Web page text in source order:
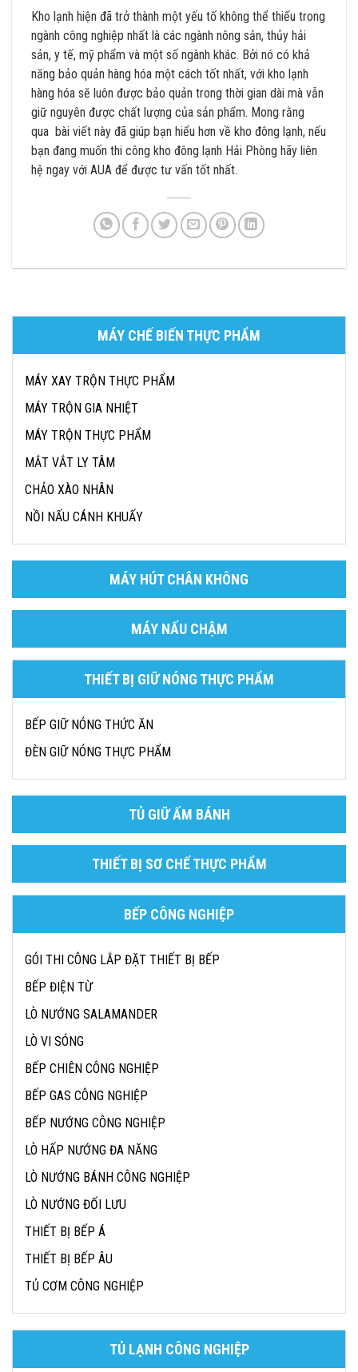
MÁY CHẾ BIẾN THỰC PHẨM
MÁY XAY TRỘN THỰC PHẨM
MÁY TRỘN GIA NHIỆT
MÁY TRỘN THỰC PHẨM
MẮT VẮT LY TÂM
CHẢO XÀO NHÂN
NỒI NẤU CÁNH KHUẤY
MÁY HÚT CHÂN KHÔNG
MÁY NẤU CHẬM
THIẾT BỊ GIỮ NÓNG THỰC PHẨM
BẾP GIỮ NÓNG THỨC ĂN
ĐÈN GIỮ NÓNG THỰC PHẨM
TỦ GIỮ ẤM BÁNH
THIẾT BỊ SƠ CHẾ THỰC PHẨM
BẾP CÔNG NGHIỆP
GÓI THI CÔNG LẮP ĐẶT THIẾT BỊ BẾP
BẾP ĐIỆN TỪ
LÒ NƯỚNG SALAMANDER
LÒ VI SÓNG
BẾP CHIÊN CÔNG NGHIỆP
BẾP GAS CÔNG NGHIỆP
BẾP NƯỚNG CÔNG NGHIỆP
LÒ HẤP NƯỚNG ĐA NĂNG
LÒ NƯỚNG BÁNH CÔNG NGHIỆP
LÒ NƯỚNG ĐỐI LƯU
THIẾT BỊ BẾP Á
THIẾT BỊ BẾP ÂU
TỦ CƠM CÔNG NGHIỆP
TỦ LẠNH CÔNG NGHIỆP
Kho lạnh hiện đã trở thành một yếu tố không thể thiếu trong
ngành công nghiệp nhất là các ngành nông sản, thủy hải
sản, y tế, mỹ phẩm và một số ngành khác. Bởi nó có khả
năng bảo quản hàng hóa một cách tốt nhất, với kho lạnh
hàng hóa sẽ luôn được bảo quản trong thời gian dài mà vẫn
giữ nguyên được chất lượng của sản phẩm. Mong rằng
qua bài viết này đã giúp bạn hiểu hơn về kho đông lạnh, nếu
bạn đang muốn thi công kho đông lạnh Hải Phòng hãy liên
hệ ngay với AUA để được tư vấn tốt nhất.